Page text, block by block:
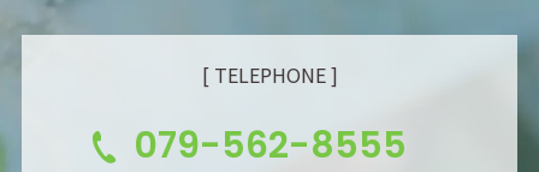
[ TELEPHONE ]
079-562-8555